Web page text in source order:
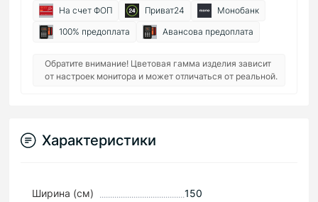
На счет ФОП Приват24
Монобанк
100% предоплата
Авансова предоплата
Обратите внимание! Цветовая гамма изделия зависит
от настроек монитора и может отличаться от реальной.
Характеристики
Ширина (см) 150